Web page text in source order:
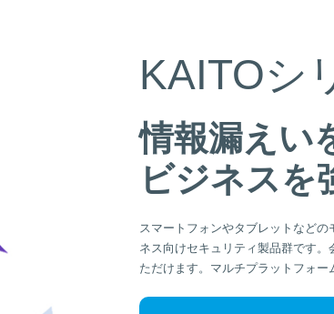
KAITOシ
情報漏えい
ビジネスを
スマートフォンやタブレットなど
ネス向けセキュリティ製品群です
ただけます。マルチプラットフォ